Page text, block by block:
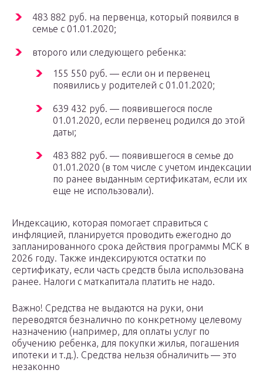
483 882 руб. на первенца, который появился в
семье с 01.01.2020;
второго или следующего ребенка:
155 550 руб. — если он и первенец
появились у родителей с 01.01.2020;
639 432 руб. — появившегося после
01.01.2020, если первенец родился до этой
даты;
483 882 руб. — появившегося в семье до
01.01.2020 (в том числе с учетом индексации
по ранее выданным сертификатам, если их
еще не использовали).
Индексацию, которая помогает справиться с
инфляцией, планируется проводить ежегодно до
запланированного срока действия программы МСК в
2026 году. Также индексируются остатки по
сертификату, если часть средств была использована
ранее. Налоги с маткапитала платить не надо.
Важно! Средства не выдаются на руки, они
переводятся безналично по конкретному целевому
назначению (например, для оплаты услуг по
обучению ребенка, для покупки жилья, погашения
ипотеки и т.д.). Средства нельзя обналичить — это
незаконно